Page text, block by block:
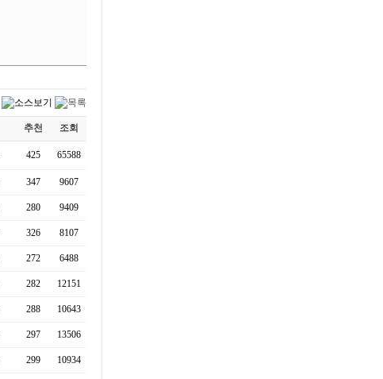
추천 조회
425 65588
347 9607
280 9409
326 8107
272 6488
282 12151
288 10643
297 13506
299 10934